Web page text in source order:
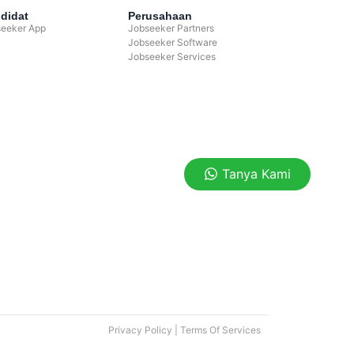
Tanya Kami
App
Perusahaan
Jobseeker Partners
Jobseeker Software
Jobseeker Services
Privacy Policy |Terms Of Services